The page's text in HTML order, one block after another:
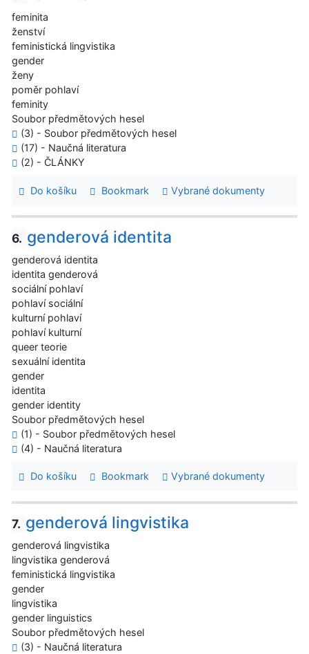
feminita
ženství
feministická lingvistika
gender
ženy
poměr pohlaví
feminity
Soubor předmětových hesel
(3) - Soubor předmětových hesel
(17) - Naučná literatura
(2) - ČLÁNKY
Do košíku Bookmark Vybrané dokumenty
6. genderová identita
genderová identita
identita genderová
sociální pohlaví
pohlaví sociální
kulturní pohlaví
pohlaví kulturní
queer teorie
sexuální identita
gender
identita
gender identity
Soubor předmětových hesel
(1) - Soubor předmětových hesel
(4) - Naučná literatura
Do košíku Bookmark Vybrané dokumenty
7. genderová lingvistika
genderová lingvistika
lingvistika genderová
feministická lingvistika
gender
lingvistika
gender linguistics
Soubor předmětových hesel
(3) - Naučná literatura